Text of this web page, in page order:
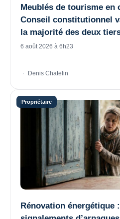
Meublés de tourisme en
Conseil constitutionnel
la majorité des deux
6 août 2026 à 6h23
Denis Chatelin
Rénovation énergétique